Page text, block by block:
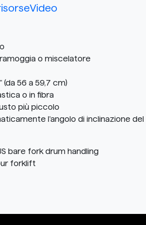
Video
o miscelatore
56 a 59,7 cm)
o in fibra
più piccolo
l'angolo di inclinazione
bare fork drum handling
forklift